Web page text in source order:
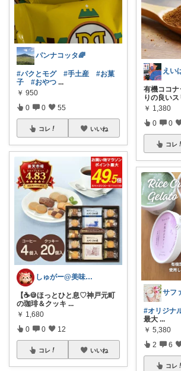
パンナコッタ🌈
#パクとモグ #手土産
#お菓
子
#おやつ ...
￥ 950
0 0 55
コレ いいね
しゅがー@美味しいスイーツや雑貨紹介
【☕🍪ほっとひと息♡神戸元町
の珈琲＆クッキ ...
￥ 1,680
0 0 12
コレ いいね
えい
有機ココ
りの良いス
￥ 1,380
0 0
コレ
#オリジナ
最大 ...
￥ 5,380
2 6
コレ